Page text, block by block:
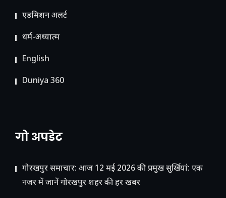
ए​डमिशन अलर्ट
धर्म-अध्यात्म
English
Duniya 360
गो अपडेट
गोरखपुर समाचार: आज 12 मई 2026 की प्रमुख सुर्खियां: एक
नजर में जानें गोरखपुर शहर की हर खबर